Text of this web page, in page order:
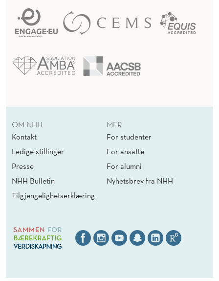
OM NHH
Kontakt
Ledige stillinger
Presse
NHH Bulletin
Tilgjengelighetserklæring
MER
For studenter
For ansatte
For alumni
Nyhetsbrev fra NHH